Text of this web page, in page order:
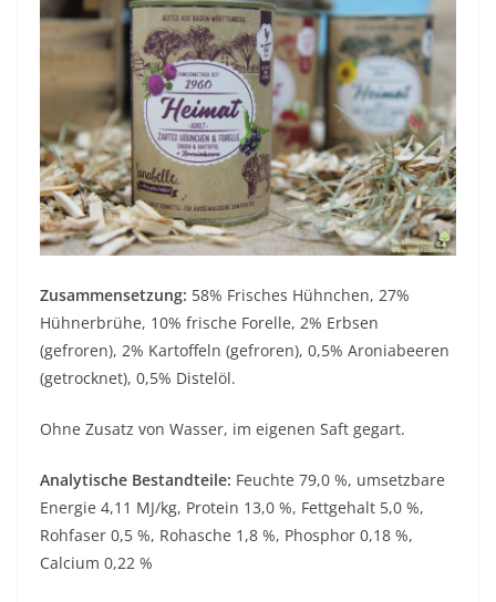
Zusammensetzung: 58% Frisches Hühnchen, 27%
Hühnerbrühe, 10% frische Forelle, 2% Erbsen
(gefroren), 2% Kartoffeln (gefroren), 0,5% Aroniabeeren
(getrocknet), 0,5% Distelöl.
Ohne Zusatz von Wasser, im eigenen Saft gegart.
Analytische Bestandteile: Feuchte 79,0 %, umsetzbare
Energie 4,11 MJ/kg, Protein 13,0 %, Fettgehalt 5,0 %,
Rohfaser 0,5 %, Rohasche 1,8 %, Phosphor 0,18 %,
Calcium 0,22 %